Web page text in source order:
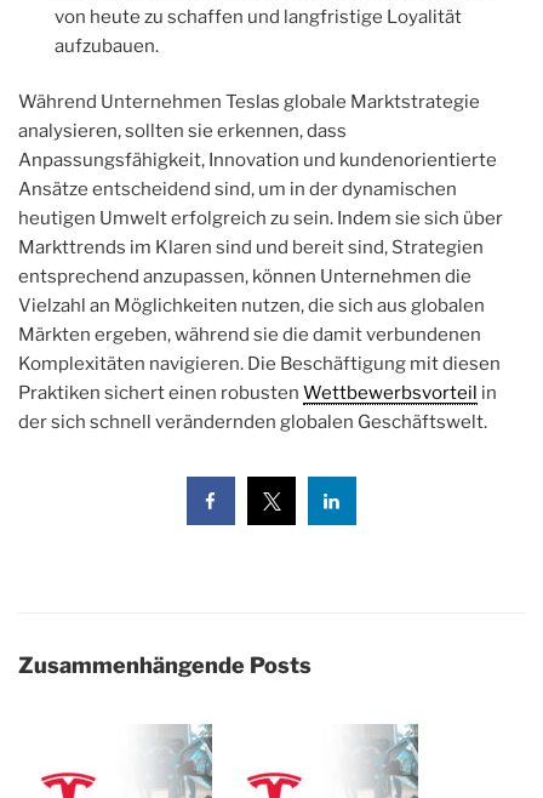
von heute zu schaffen und langfristige Loyalität
aufzubauen.
Während Unternehmen Teslas globale Marktstrategie
analysieren, sollten sie erkennen, dass
Anpassungsfähigkeit, Innovation und kundenorientierte
Ansätze entscheidend sind, um in der dynamischen
heutigen Umwelt erfolgreich zu sein. Indem sie sich über
Markttrends im Klaren sind und bereit sind, Strategien
entsprechend anzupassen, können Unternehmen die
Vielzahl an Möglichkeiten nutzen, die sich aus globalen
Märkten ergeben, während sie die damit verbundenen
Komplexitäten navigieren. Die Beschäftigung mit diesen
Praktiken sichert einen robusten Wettbewerbsvorteil in
der sich schnell verändernden globalen Geschäftswelt.
Zusammenhängende Posts